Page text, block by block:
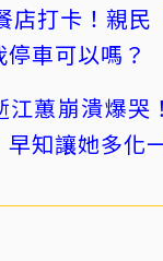
店打卡！親民
車可以嗎？
江蕙崩潰爆哭
早知讓她多化